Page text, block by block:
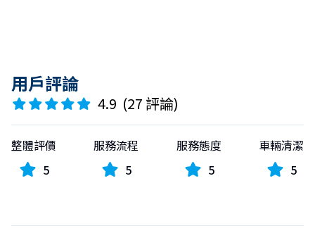
用戶評論
4.9 (27 評論)
整體評價
5
服務流程
5
服務態度
5
車輛清潔
5